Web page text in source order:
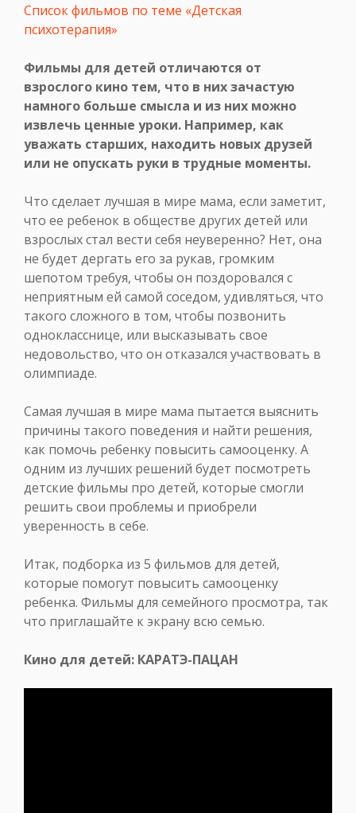
Список фильмов по теме «Детская
психотерапия»
Фильмы для детей отличаются от
взрослого кино тем, что в них зачастую
намного больше смысла и из них можно
извлечь ценные уроки. Например, как
уважать старших, находить новых друзей
или не опускать руки в трудные моменты.
Что сделает лучшая в мире мама, если заметит,
что ее ребенок в обществе других детей или
взрослых стал вести себя неуверенно? Нет, она
не будет дергать его за рукав, громким
шепотом требуя, чтобы он поздоровался с
неприятным ей самой соседом, удивляться, что
такого сложного в том, чтобы позвонить
однокласснице, или высказывать свое
недовольство, что он отказался участвовать в
олимпиаде.
Самая лучшая в мире мама пытается выяснить
причины такого поведения и найти решения,
как помочь ребенку повысить самооценку. А
одним из лучших решений будет посмотреть
детские фильмы про детей, которые смогли
решить свои проблемы и приобрели
уверенность в себе.
Итак, подборка из 5 фильмов для детей,
которые помогут повысить самооценку
ребенка. Фильмы для семейного просмотра, так
что приглашайте к экрану всю семью.
Кино для детей: КАРАТЭ-ПАЦАН